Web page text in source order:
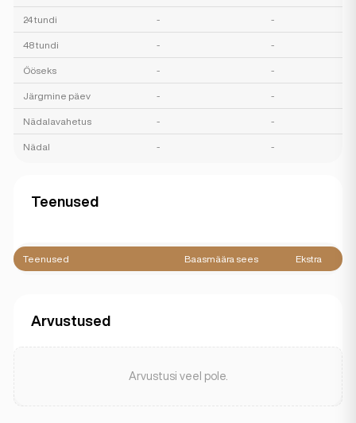
24 tundi - -
48 tundi - -
Ööseks - -
Järgmine päev - -
Nädalavahetus - -
Nädal - -
Teenused
Teenused Baasmäära sees Ekstra
Arvustused
Arvustusi veel pole.